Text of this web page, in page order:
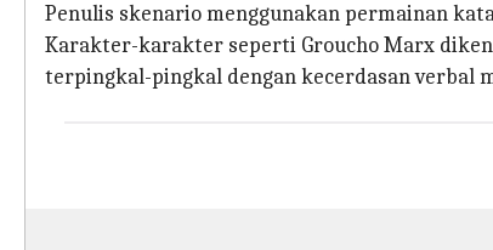
Penulis skenario menggunakan permainan
Karakter-karakter seperti Groucho Marx
terpingkal-pingkal dengan kecerdasan verbal